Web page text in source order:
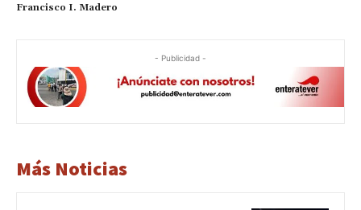
Francisco I. Madero
- Publicidad -
Más Noticias